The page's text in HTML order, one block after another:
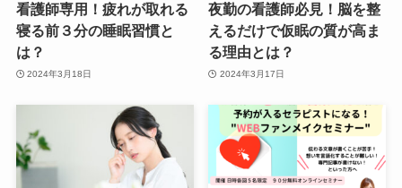
看護師専用！疲れが取れる
寝る前３分の睡眠習慣と
は？
2024年3月18日
夜勤の看護師必見！脳を整
えるだけで仮眠の質が高ま
る理由とは？
2024年3月17日